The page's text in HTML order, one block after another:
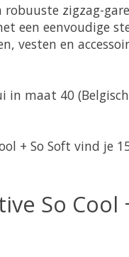
robuuste zigzag-
een eenvoudige
vesten en
maat 40
+ So Soft vind
So